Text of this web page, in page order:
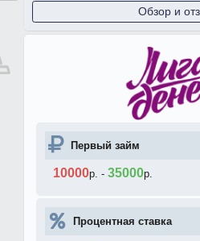
Обзор и
Первый займ
10000р. - 35000р.
Процентная ставка